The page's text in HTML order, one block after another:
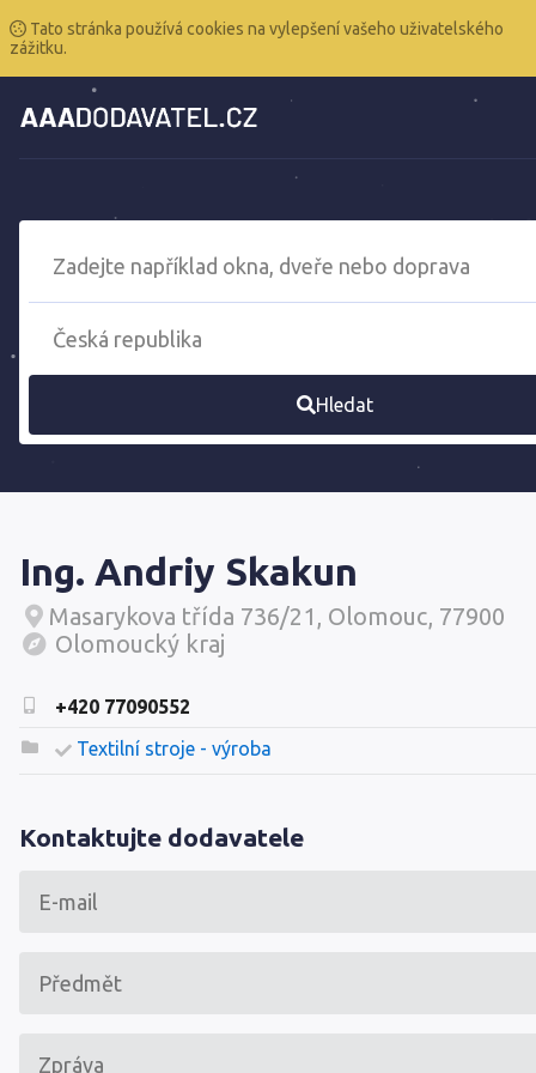
Tato stránka používá cookies na vylepšení vašeho uživatelského
zážitku.
Hledat
Ing. Andriy Skakun
Masarykova třída 736/21, Olomouc, 77900
Olomoucký kraj
+420 77090552
Textilní stroje - výroba
Kontaktujte dodavatele